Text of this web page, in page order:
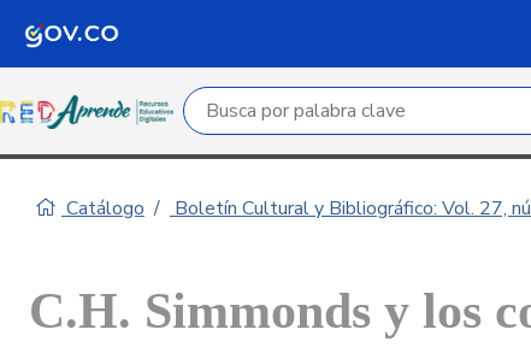
Campo de búsqueda por palabra clave
Catálogo Boletín Cultural y Bibliográfico: Vol. 27,
C.H. Simmonds y los